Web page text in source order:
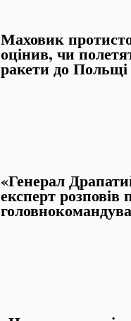
Маховик
оцінив, чи
ракети до Польщі
«Генерал
експерт розповів